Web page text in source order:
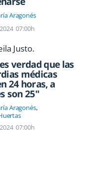
Aragonés
07:00h
verdad que las
médicas
24 horas, a
son 25"
Aragonés
07:00h